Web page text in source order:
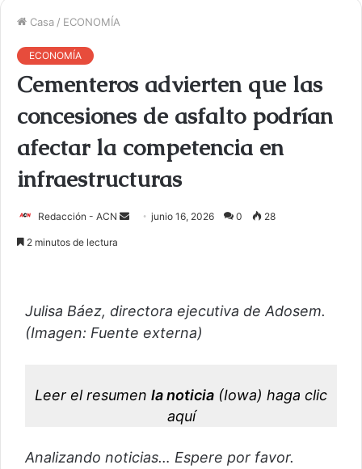
Casa / ECONOMÍA
ECONOMÍA
Cementeros advierten que las
concesiones de asfalto podrían
afectar la competencia en
infraestructuras
Redacción - ACN
r
u
o
e
junio 16, 2026 0 28
2 minutos de lectura
Julisa Báez, directora ejecutiva de Adosem.
(Imagen: Fuente externa)
Leer el resumen la noticia (Iowa) haga clic
aquí
Analizando noticias… Espere por favor.